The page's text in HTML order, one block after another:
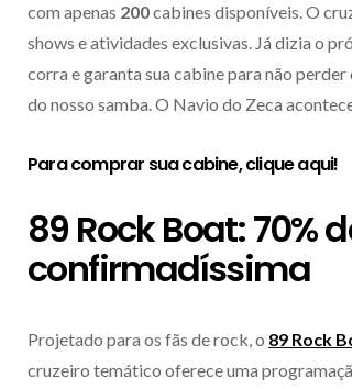
com apenas 200cabines disponíveis. O
shows e atividades exclusivas. Já dizia o
corra e garanta sua cabine para não
do nosso samba. O Navio do Zeca
Para comprar sua cabine,clique aqui!
89 Rock Boat: 70%
confirmadíssima
Projetado para os fãs de rock, o 89 Rock
cruzeiro temático oferece uma